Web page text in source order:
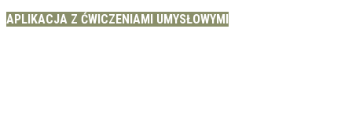
APLIKACJA Z ĆWICZENIAMI UMYSŁOWYMI